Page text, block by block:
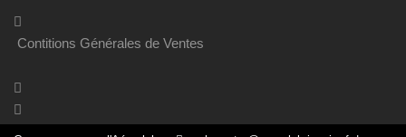
Contitions Générales de Ventes